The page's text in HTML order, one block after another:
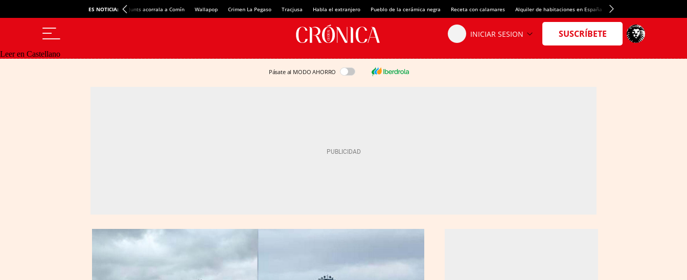
ES NOTICIA: Junts acorrala a Comín Wallapop Crimen La Pegaso Tracjusa Habla el extranjero Pueblo de la cerámica negra Receta con calamares Alquiler de habitaciones en España Crédito del Spotify Camp Nou
Leer en Castellano
Pásate al MODO AHORRO